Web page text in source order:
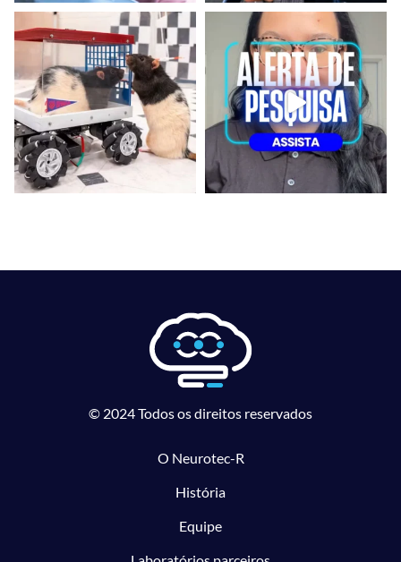
© 2024 Todos os direitos reservados
O Neurotec-R
História
Equipe